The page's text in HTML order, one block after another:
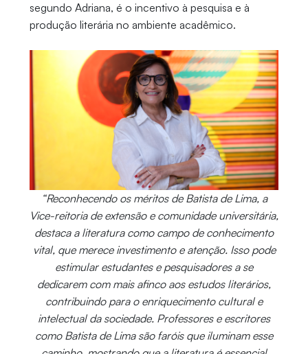
segundo Adriana, é o incentivo à pesquisa e à
produção literária no ambiente acadêmico.
“Reconhecendo os méritos de Batista de Lima, a
Vice-reitoria de extensão e comunidade universitária,
destaca a literatura como campo de conhecimento
vital, que merece investimento e atenção. Isso pode
estimular estudantes e pesquisadores a se
dedicarem com mais afinco aos estudos literários,
contribuindo para o enriquecimento cultural e
intelectual da sociedade. Professores e escritores
como Batista de Lima são faróis que iluminam esse